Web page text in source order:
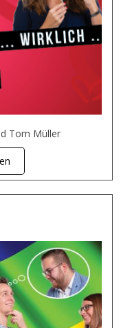
Tom Müller